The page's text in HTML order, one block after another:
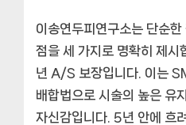
이송연두피연구소는 단순한
점을 세 가지로 명확히 제시
년 A/S 보장입니다. 이는
배합법으로 시술의 높은 유
자신감입니다. 5년 안에 흐